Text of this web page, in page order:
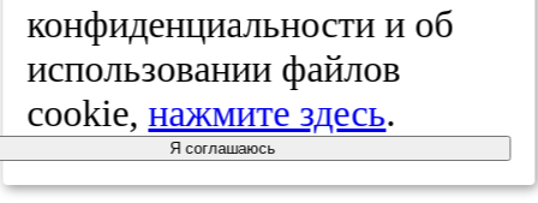
лечение
и реабилитация
больных
конфиденциальности и об
использовании файлов
cookie,нажмите здесь.
Я соглашаюсь